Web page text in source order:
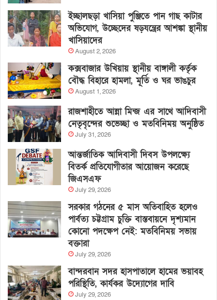
ইচ্ছালছড়া খাসিয়া পুঞ্জিতে পান গাছ কাটার
অভিযোগ, উচ্ছেদের ষড়যন্ত্রের আশঙ্কা স্থানীয়
খাসিয়াদের
August 2, 2026
কক্সবাজার উখিয়ায় স্থানীয় বাঙ্গালী কর্তৃক
বৌদ্ধ বিহারে হামলা, মূর্তি ও ঘর ভাঙচুর
August 1, 2026
রাজশাহীতে আন্না মিন্জ এর সাথে আদিবাসী
নেতৃবৃন্দের শুভেচ্ছা ও মতবিনিময় অনুষ্ঠিত
July 31, 2026
আন্তর্জাতিক আদিবাসী দিবস উপলক্ষ্যে
বিতর্ক প্রতিযোগীতার আয়োজন করেছে
জিএসএফ
July 29, 2026
সরকার গঠনের ৫ মাস অতিবাহিত হলেও
পার্বত্য চট্টগ্রাম চুক্তি বাস্তবায়নে দৃশ্যমান
কোনো পদক্ষেপ নেই: মতবিনিময় সভায়
বক্তারা
July 29, 2026
বান্দরবান সদর হাসপাতালে হামের ভয়াবহ
পরিস্থিতি, কার্যকর উদ্যোগের দাবি
July 29, 2026